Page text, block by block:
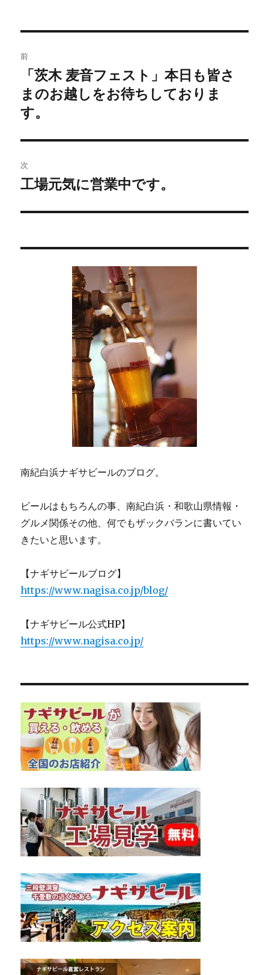
稿
ナ
ビ
ゲ
ー
シ
ン
前
過
去
の
投
稿:
「茨木 麦音フェスト」本日も皆さ
まのお越しをお待ちしておりま
す。
次
次
投
工場元気に営業中です。
南紀白浜ナギサビールのブログ。
ビールはもちろんの事、南紀白浜・和歌山県情報・
グルメ関係その他、何でもザックバランに書いてい
きたいと思います。
【ナギサビールブログ】
https://www.nagisa.co.jp/blog/
【ナギサビール公式HP】
https://www.nagisa.co.jp/